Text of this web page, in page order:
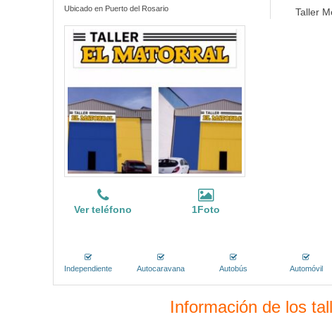
Ubicado en Puerto del Rosario
Ver teléfono 1Foto
Taller
Independiente Autocaravana Autobús Automóvil
Información de los